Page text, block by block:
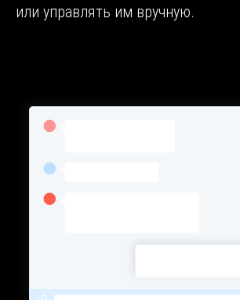
или управлять им вручную.